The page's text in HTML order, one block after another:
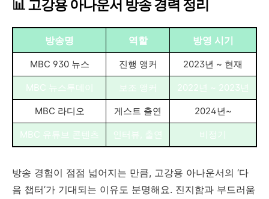
📊 고강용 아나운서 방송 경력 정리
방송명 역할 방영 시기
MBC 930 뉴스 진행 앵커 2023년 ~ 현재
MBC 뉴스투데이 보조 앵커 2022년 ~ 2023년
MBC 라디오 게스트 출연 2024년~
MBC 유튜브 콘텐츠 인터뷰, 출연 비정기
방송 경험이 점점 넓어지는 만큼, 고강용 아나운서의 ‘다
음 챕터’가 기대되는 이유도 분명해요. 진지함과 부드러움